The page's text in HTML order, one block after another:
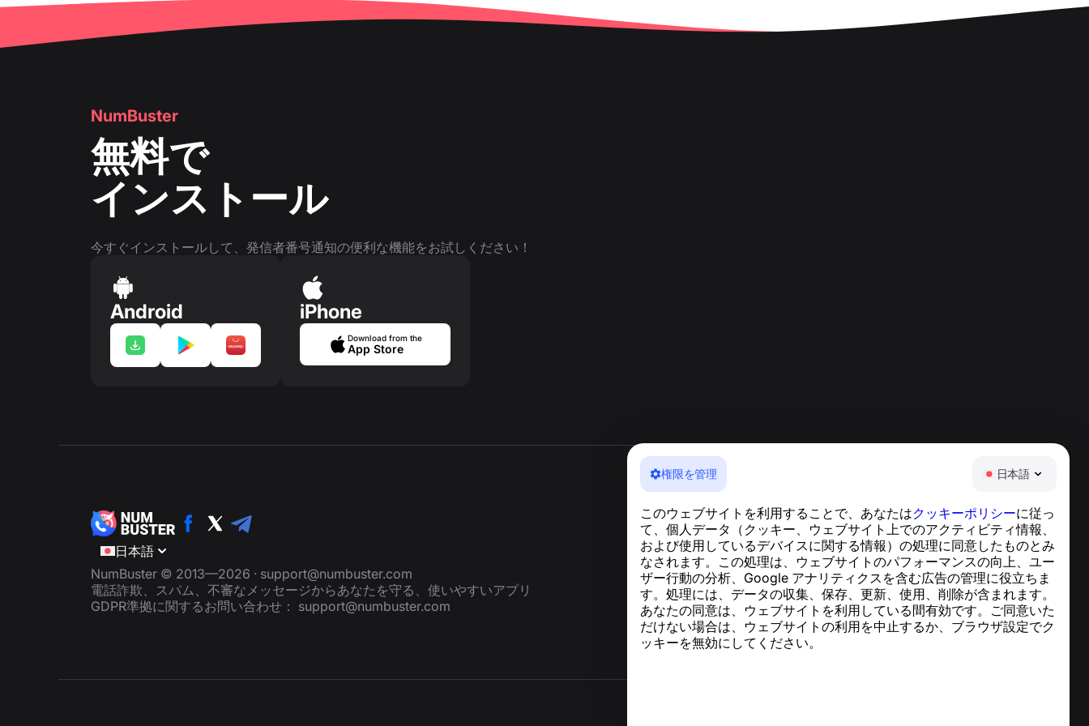
権限を管理 日本語
このウェブサイトを利用することで、あなたはクッキーポリシーに従っ
て、個人データ（クッキー、ウェブサイト上でのアクティビティ情報、
および使用しているデバイスに関する情報）の処理に同意したものとみ
なされます。この処理は、ウェブサイトのパフォーマンスの向上、ユー
ザー行動の分析、Google アナリティクスを含む広告の管理に役立ちま
す。処理には、データの収集、保存、更新、使用、削除が含まれます。
あなたの同意は、ウェブサイトを利用している間有効です。ご同意いた
だけない場合は、ウェブサイトの利用を中止するか、ブラウザ設定でク
ッキーを無効にしてください。
👤電話番号ページ
NumBuster
無料で
インストール
今すぐインストールして、発信者番号通知の便利な機能をお試しください！
Android iPhone
Download from the
App Store
日本語
NumBuster © 2013—2026 · support@numbuster.com
電話詐欺、スパム、不審なメッセージからあなたを守る、使いやすいアプリ
GDPR準拠に関するお問い合わせ： support@numbuster.com
ヘルプセンター
ニュースと記事
プロジェクトについて
連絡先